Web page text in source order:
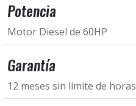
Potencia
Motor Diesel de 60HP
Garantía
12 meses sin limite de horas